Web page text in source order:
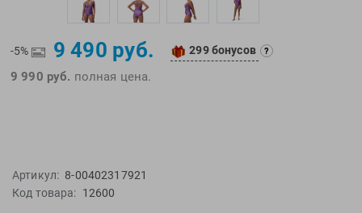
Lite Weights
Mako
Master-Ski
McNett
Pavluque
-5% 9 490 руб. 299 бонусов ?
9 990 руб. полная цена.
Артикул: 8-00402317921
Код товара: 12600